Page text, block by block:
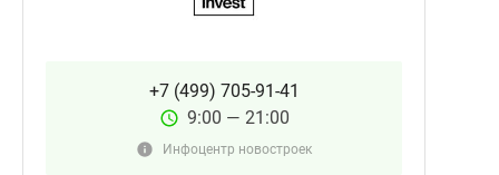
+7 (499) 705-91-41
9:00 — 21:00
Инфоцентр новостроек